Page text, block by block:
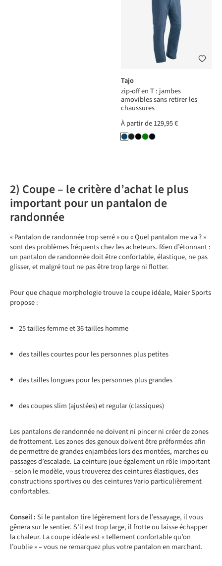
Tajo
zip-off en T : jambes
amovibles sans retirer les
chaussures
À partir de129,95 €
2) Coupe – le critère d’achat le plus
important pour un pantalon de
randonnée
« Pantalon de randonnée trop serré » ou « Quel pantalon me va ? »
sont des problèmes fréquents chez les acheteurs. Rien d’étonnant :
un pantalon de randonnée doit être confortable, élastique, ne pas
glisser, et malgré tout ne pas être trop large ni flotter.
Pour que chaque morphologie trouve la coupe idéale, Maier Sports
propose :
25 tailles femme et 36 tailles homme
des tailles courtes pour les personnes plus petites
des tailles longues pour les personnes plus grandes
des coupes slim (ajustées) et regular (classiques)
Les pantalons de randonnée ne doivent ni pincer ni créer de zones
de frottement. Les zones des genoux doivent être préformées afin
de permettre de grandes enjambées lors des montées, marches ou
passages d’escalade. La ceinture joue également un rôle important
– selon le modèle, vous trouverez des ceintures élastiques, des
constructions sportives ou des ceintures Vario particulièrement
confortables.
Conseil :Si le pantalon tire légèrement lors de l’essayage, il vous
gênera sur le sentier. S’il est trop large, il frotte ou laisse échapper
la chaleur. La coupe idéale est « tellement confortable qu’on
l’oublie » – vous ne remarquez plus votre pantalon en marchant.